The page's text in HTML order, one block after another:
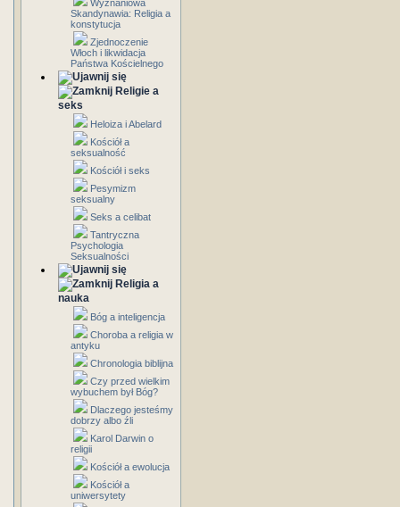
Wyznaniowa
Skandynawia: Religia a
konstytucja
Zjednoczenie
Włoch i likwidacja
Państwa Kościelnego
Religie a
seks
Heloiza i Abelard
Kościół a
seksualność
Kościół i seks
Pesymizm
seksualny
Seks a celibat
Tantryczna
Psychologia
Seksualności
Religia a
nauka
Bóg a inteligencja
Choroba a religia w
antyku
Chronologia biblijna
Czy przed wielkim
wybuchem był Bóg?
Dlaczego jesteśmy
dobrzy albo źli
Karol Darwin o
religii
Kościół a ewolucja
Kościół a
uniwersytety